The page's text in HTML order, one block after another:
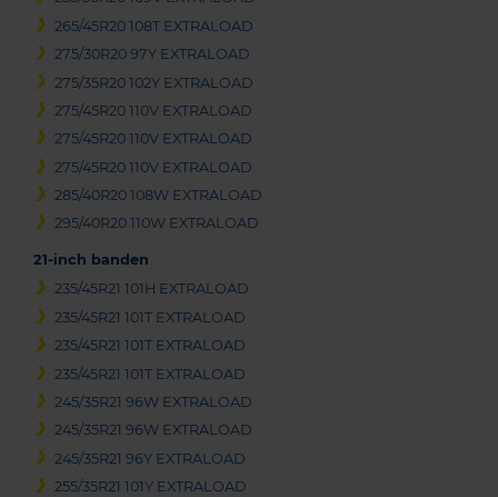
265/45R20 108T EXTRALOAD
275/30R20 97Y EXTRALOAD
275/35R20 102Y EXTRALOAD
275/45R20 110V EXTRALOAD
275/45R20 110V EXTRALOAD
275/45R20 110V EXTRALOAD
285/40R20 108W EXTRALOAD
295/40R20 110W EXTRALOAD
21-inch banden
235/45R21 101H EXTRALOAD
235/45R21 101T EXTRALOAD
235/45R21 101T EXTRALOAD
235/45R21 101T EXTRALOAD
245/35R21 96W EXTRALOAD
245/35R21 96W EXTRALOAD
245/35R21 96Y EXTRALOAD
255/35R21 101Y EXTRALOAD